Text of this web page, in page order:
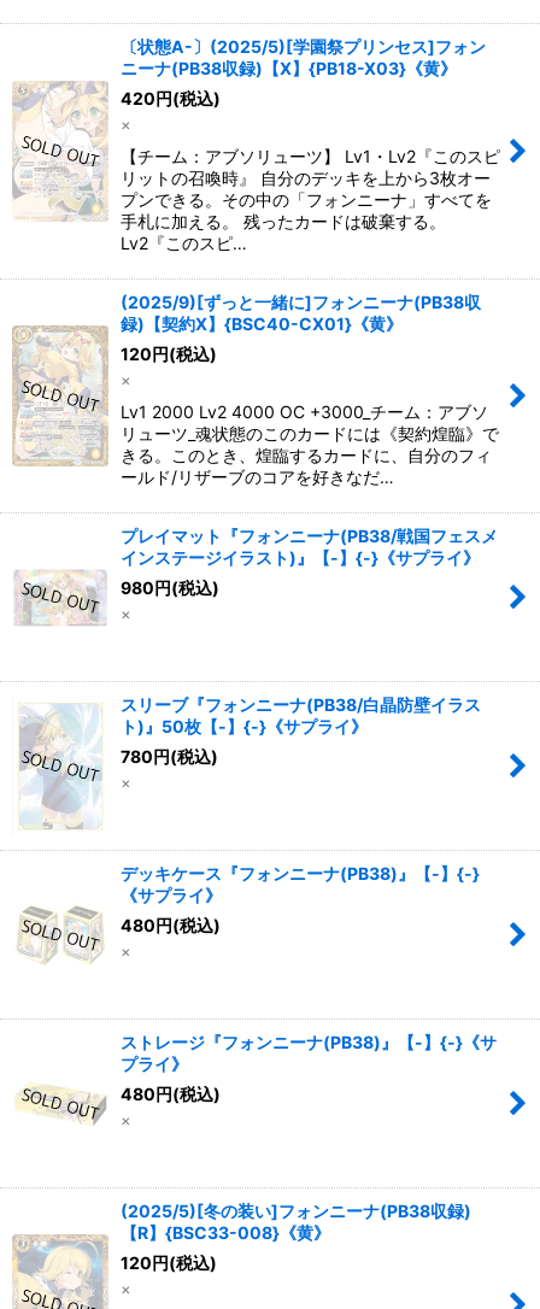
〔状態A-〕(2025/5)[学園祭プリンセス]フォン
ニーナ(PB38収録)【X】{PB18-X03}《黄》
420円(税込)
×
【チーム：アブソリューツ】 Lv1・Lv2『このスピ
リットの召喚時』 自分のデッキを上から3枚オー
プンできる。その中の「フォンニーナ」すべてを
手札に加える。 残ったカードは破棄する。
Lv2『このスピ…
(2025/9)[ずっと一緒に]フォンニーナ(PB38収
録)【契約X】{BSC40-CX01}《黄》
120円(税込)
×
Lv1 2000 Lv2 4000 OC +3000_チーム：アブソ
リューツ_魂状態のこのカードには《契約煌臨》で
きる。このとき、煌臨するカードに、自分のフィ
ールド/リザーブのコアを好きなだ…
プレイマット『フォンニーナ(PB38/戦国フェスメ
インステージイラスト)』【-】{-}《サプライ》
980円(税込)
×
スリーブ『フォンニーナ(PB38/白晶防壁イラス
ト)』50枚【-】{-}《サプライ》
780円(税込)
×
デッキケース『フォンニーナ(PB38)』【-】{-}
《サプライ》
480円(税込)
×
ストレージ『フォンニーナ(PB38)』【-】{-}《サ
プライ》
480円(税込)
×
(2025/5)[冬の装い]フォンニーナ(PB38収録)
【R】{BSC33-008}《黄》
120円(税込)
×